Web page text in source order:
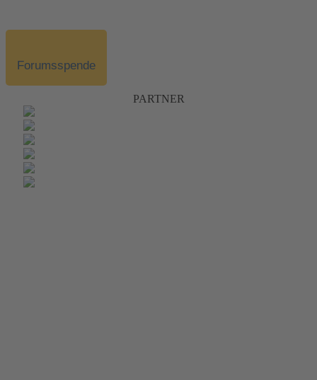
Forumsspende
PARTNER